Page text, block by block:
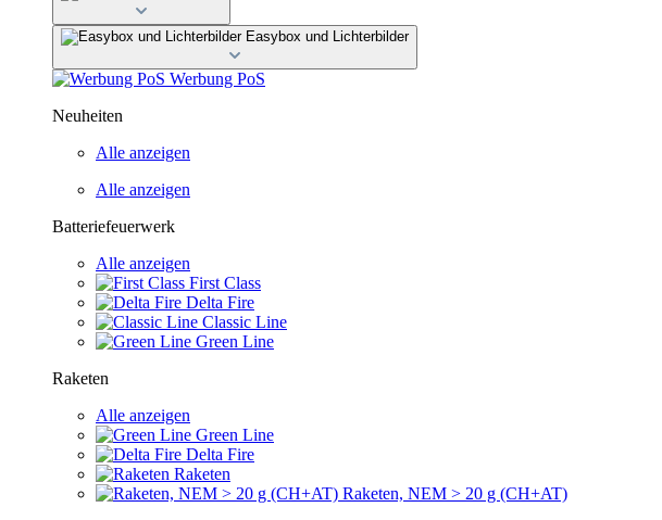
Easybox und Lichterbilder
Werbung PoS
Neuheiten
Alle anzeigen
Alle anzeigen
Batteriefeuerwerk
Alle anzeigen
First Class
Delta Fire
Classic Line
Green Line
Raketen
Alle anzeigen
Green Line
Delta Fire
Raketen
Raketen, NEM > 20 g (CH+AT)